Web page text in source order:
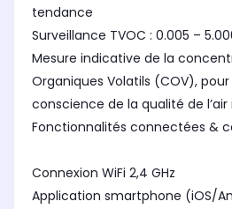
tendance
Surveillance TVOC : 0.005 –
Mesure indicative de la
Organiques Volatils (COV),
conscience de la qualité de l’air
Fonctionnalités connectées &
Connexion WiFi 2,4 GHz
Application smartphone (iOS/